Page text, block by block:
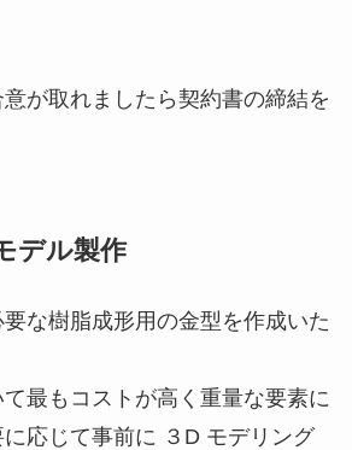
が取れましたら契約書の締結を
デル製作
な樹脂成形用の金型を作成いた
最もコストが高く重量な要素に
応じて事前に ３D モデリング